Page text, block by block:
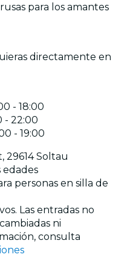
para los amantes
directamente en
- 18:00
- 22:00
- 19:00
29614 Soltau
edades
personas en silla de
Las entradas no
ni
consulta